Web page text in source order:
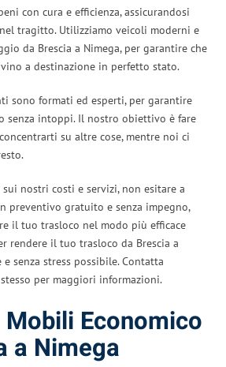
con cura e efficienza, assicurandosi
tragitto. Utilizziamo veicoli moderni e
da Brescia a Nimega, per garantire che
a destinazione in perfetto stato.
sono formati ed esperti, per garantire
senza intoppi. Il nostro obiettivo è fare
su altre cose, mentre noi ci
nostri costi e servizi, non esitare a
preventivo gratuito e senza impegno,
il tuo trasloco nel modo più efficace
rendere il tuo trasloco da Brescia a
senza stress possibile. Contatta
per maggiori informazioni.
Economico
a Nimega